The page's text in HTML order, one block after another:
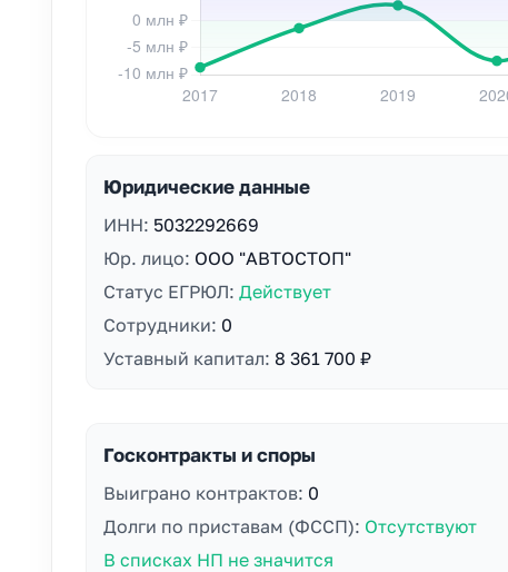
Юридические данные
ИНН: 5032292669
Юр. лицо: ООО "АВТОСТОП"
Статус ЕГРЮЛ: Действует
Сотрудники: 0
Уставный капитал: 8 361 700 ₽
Госконтракты и споры
Выиграно контрактов: 0
Долги по приставам (ФССП): Отсутствуют
В списках НП не значится